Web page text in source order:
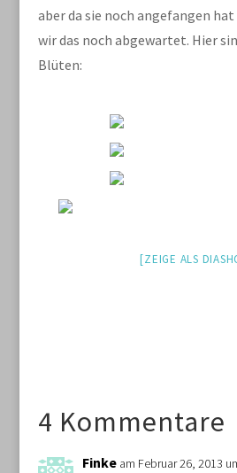
aber da sie noch angefangen
wir das noch abgewartet. Hier
Blüten:
[ZEIGE ALS
4 Kommentare
Finke am Februar 26, 2013